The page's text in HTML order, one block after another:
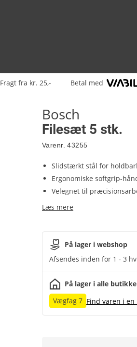
Fragt fra kr. 25,- Betal med
Bosch
Filesæt 5 stk.
Varenr. 43255
Slidstærkt stål for
Ergonomiske softgrip-
Velegnet til
Læs mere
På lager i webshop
Afsendes inden for 1 - 3
På lager i alle
Vægfag 7 Find varen i